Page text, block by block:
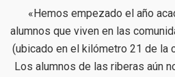
«Hemos empezado el año
alumnos que viven en las
(ubicado en el kilómetro 21 de la
Los alumnos de las riberas aún